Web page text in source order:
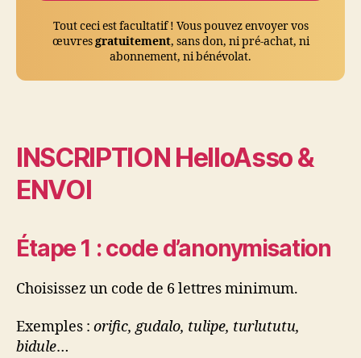
Tout ceci est facultatif ! Vous pouvez envoyer vos
œuvresgratuitement, sans don, ni pré-achat, ni
abonnement, ni bénévolat.
INSCRIPTION HelloAsso &
ENVOI
Étape 1 : code d’anonymisation
Choisissez un code de 6 lettres minimum.
Exemples : orific, gudalo, tulipe, turlututu,
bidule…